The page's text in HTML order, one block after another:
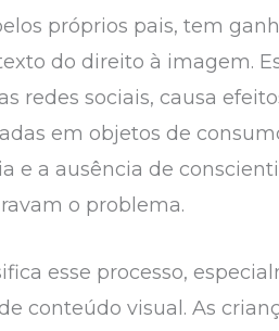
próprios pais, tem
do direito à imagem.
redes sociais, causa
em objetos de
e a ausência de
o problema.
esse processo,
conteúdo visual. As